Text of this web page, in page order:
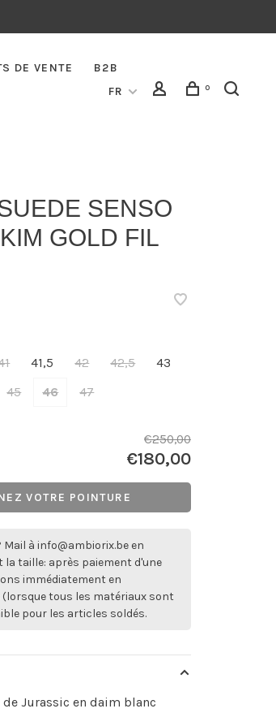
DE VENTE
B2B
FR
0
SENSO
GOLD FIL
41,5 42 42,5
43
45 46 47
€250,00
€180,00
VOTRE POINTURE
Mail àinfo@ambiorix.be en
taille: après paiement d'une
immédiatement en
tous les matériaux sont
pour les articles soldés.
Jurassic en daim blanc